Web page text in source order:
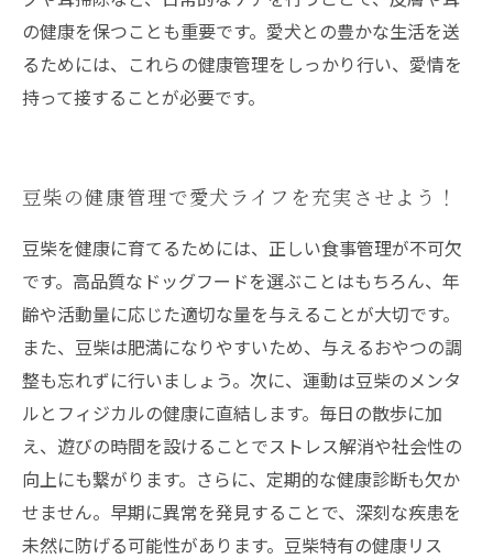
の健康を保つことも重要です。愛犬との豊かな生活を送
るためには、これらの健康管理をしっかり行い、愛情を
持って接することが必要です。
豆柴の健康管理で愛犬ライフを充実させよう！
豆柴を健康に育てるためには、正しい食事管理が不可欠
です。高品質なドッグフードを選ぶことはもちろん、年
齢や活動量に応じた適切な量を与えることが大切です。
また、豆柴は肥満になりやすいため、与えるおやつの調
整も忘れずに行いましょう。次に、運動は豆柴のメンタ
ルとフィジカルの健康に直結します。毎日の散歩に加
え、遊びの時間を設けることでストレス解消や社会性の
向上にも繋がります。さらに、定期的な健康診断も欠か
せません。早期に異常を発見することで、深刻な疾患を
未然に防げる可能性があります。豆柴特有の健康リス